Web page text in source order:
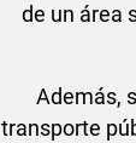
de un área
Además,
transporte